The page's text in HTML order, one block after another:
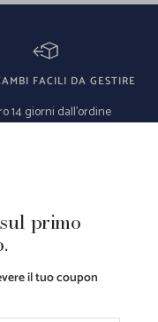
primo
il tuo coupon
FACILI DA GESTIRE
14 giorni dall'ordine
di